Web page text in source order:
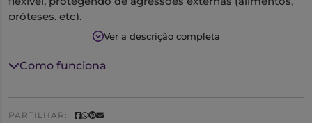
próteses, etc).
Alivia a dor de forma rápida favorecendo a cicatrização
A película é resistente à água e alimentos durante 4
Ver a descrição completa
Como funciona
PARTILHAR: